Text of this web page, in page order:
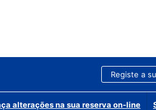
Registe a
alterações na sua reserva on-line